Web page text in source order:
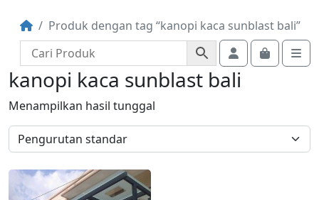
Produk dengan tag “kanopi kaca sunblast bali”
AccountCart
kanopi kaca sunblast bali
Menampilkan hasil tunggal